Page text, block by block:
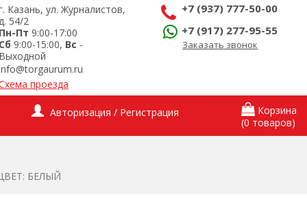
Казань, ул. Журналистов,
54/2
Пн-Пт 9:00-17:00
Сб 9:00-15:00, Вс -
Выходной
проезда
+7 (937) 777-50-00
+7 (917) 277-95-55
Заказать звонок
Авторизация / Регистрация
Корзина
(0 товаров)
БЕЛЫЙ